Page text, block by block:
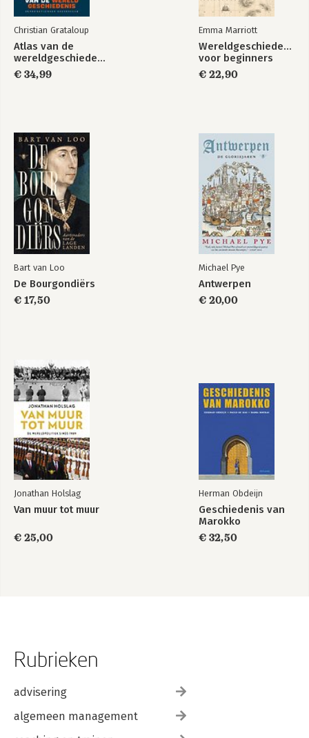
Christian Grataloup
Atlas van de
wereldgeschiedenis
€ 34,99
Emma Marriott
Wereldgeschiedenis
voor beginners
€ 22,90
Bart van Loo
De Bourgondiërs
€ 17,50
Michael Pye
Antwerpen
€ 20,00
Jonathan Holslag
Van muur tot muur
€ 25,00
Herman Obdeijn
Geschiedenis van
Marokko
€ 32,50
Rubrieken
advisering
algemeen management